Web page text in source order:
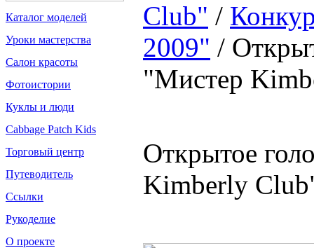
Каталог моделей
Уроки мастерства
Салон красоты
Фотоистории
Куклы и люди
Cabbage Patch Kids
Торговый центр
Путеводитель
Ссылки
Рукоделие
О проекте
Club" /
2009" /
"Мистер
Открытое
Kimberly